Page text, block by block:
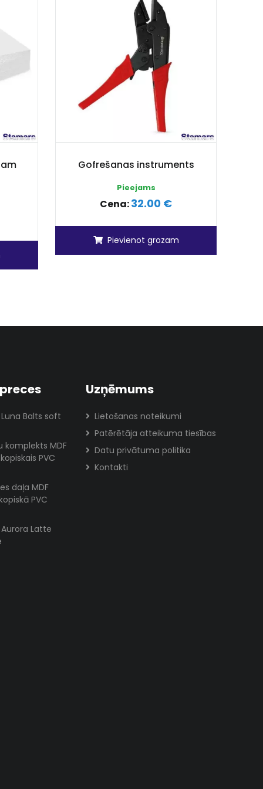
Gofrešanas instruments
Pieejams
Cena:32.00 €
Pievienot grozam
Balts soft
komplekts MDF
PVC
daļa MDF
PVC
Latte
Uzņēmums
Lietošanas noteikumi
Patērētāja atteikuma tiesības
Datu privātuma politika
Kontakti